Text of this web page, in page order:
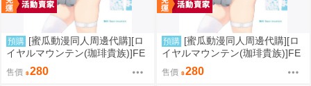
預購 [蜜瓜動漫同人周邊代購][ロ
イヤルマウンテン(珈琲貴族)]FE
TISH ACADEMY【メロン限定
特典付】(同人誌)
售價 280
預購 [蜜瓜動漫同人周邊代購][ロ
イヤルマウンテン(珈琲貴族)]FE
TISH ACADEMY(同人誌)
售價 280